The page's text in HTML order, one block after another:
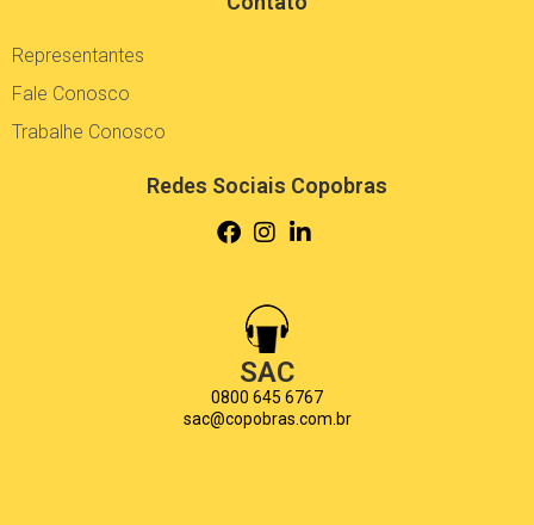
Representantes
Fale Conosco
Trabalhe Conosco
Redes Sociais Copobras
SAC
0800 645 6767
sac@copobras.com.br